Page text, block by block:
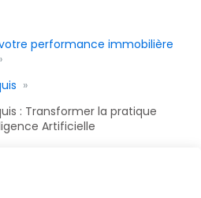
performance immobilière
: Transformer la pratique
Artificielle